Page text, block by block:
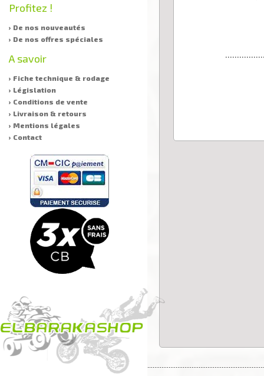
Profitez !
› De nos nouveautés
› De nos offres spéciales
A savoir
› Fiche technique & rodage
› Législation
› Conditions de vente
› Livraison & retours
› Mentions légales
› Contact